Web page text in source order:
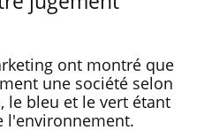
ont montré que
une société selon
le bleu et le vert étant
l'environnement.